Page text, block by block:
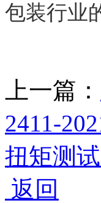
包装行业
上一篇：
2411-
扭矩测
返回